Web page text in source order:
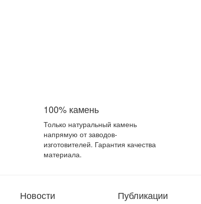
100% камень
Только натуральный камень
напрямую от заводов-
изготовителей. Гарантия качества
материала.
Новости Публикации